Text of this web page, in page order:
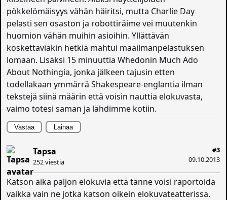
pökkelömäisyys vähän häiritsi, mutta Charlie Day
pelasti sen osaston ja robottiräime vei muutenkin
huomion vähän muihin asioihin. Yllättävän
koskettaviakin hetkiä mahtui maailmanpelastuksen
lomaan. Lisäksi 15 minuuttia Whedonin Much Ado
About Nothingia, jonka jälkeen tajusin etten
todellakaan ymmärrä Shakespeare-englantia ilman
tekstejä siinä määrin että voisin nauttia elokuvasta,
vaimo totesi saman ja lähdimme kotiin.
Vastaa Lainaa
#3
09.10.2013
Tapsa
252 viestiä
Katson aika paljon elokuvia että tänne voisi raportoida
vaikka vain ne jotka katson oikein elokuvateatterissa.